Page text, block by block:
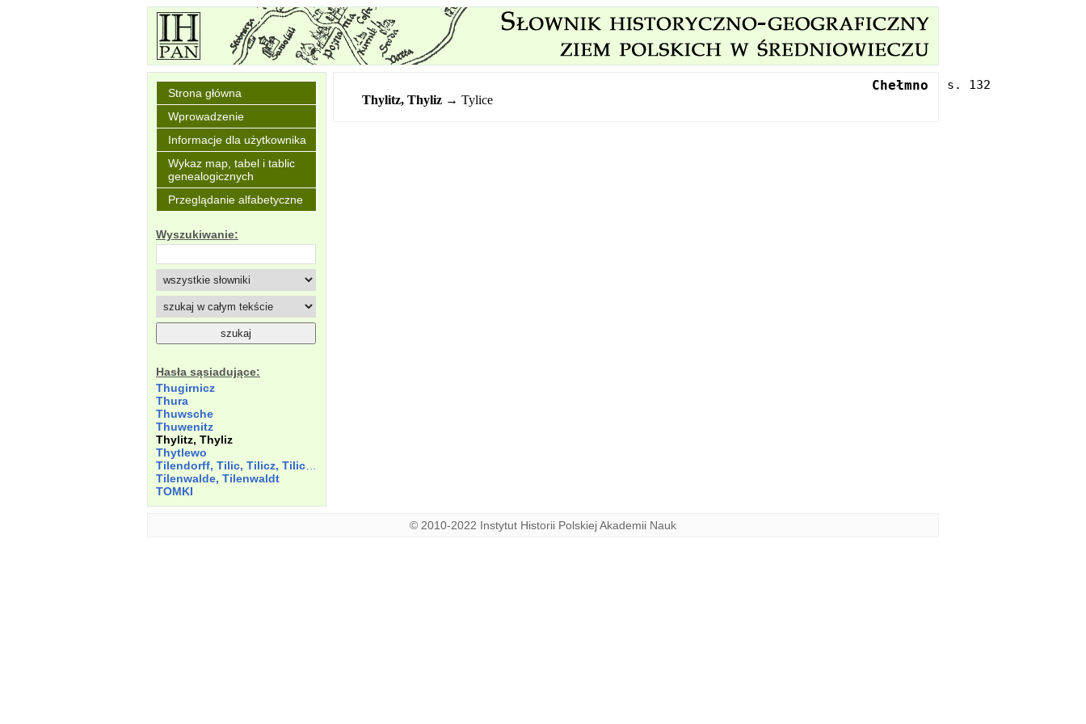
Strona główna
Wprowadzenie
Informacje dla użytkownika
Wykaz map, tabel i tablic
genealogicznych
Przeglądanie alfabetyczne
Wyszukiwanie:
Hasła sąsiadujące:
Thugirnicz
Thura
Thuwsche
Thuwenitz
Thylitz, Thyliz
Thytlewo
Tilenwalde, Tilenwaldt
TOMKI
Chełmno
Thylitz, Thyliz → Tylice
© 2010-2022 Instytut Historii Polskiej Akademii Nauk